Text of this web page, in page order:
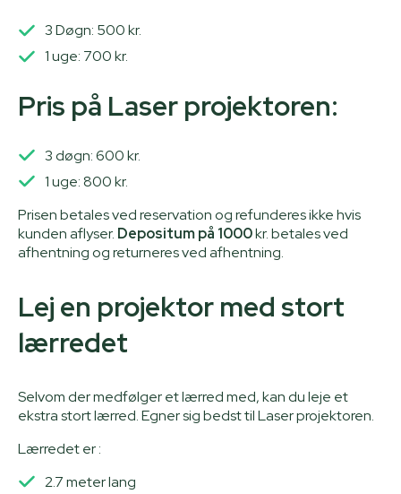
3 Døgn: 500 kr.
1 uge: 700 kr.
Pris på Laser projektoren:
3 døgn: 600 kr.
1 uge: 800 kr.
Prisen betales ved reservation og refunderes ikke hvis
kunden aflyser. Depositum på 1000kr. betales ved
afhentning og returneres ved afhentning.
Lej en projektor med stort
lærredet
Selvom der medfølger et lærred med, kan du leje et
ekstra stort lærred. Egner sig bedst til Laser projektoren.
Lærredet er :
2.7 meter lang